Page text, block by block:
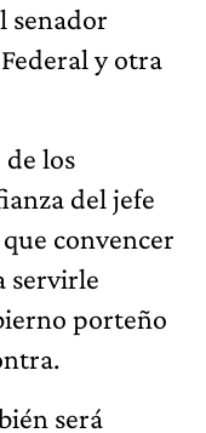
senador
y otra
de los
del jefe
convencer
servirle
porteño
será